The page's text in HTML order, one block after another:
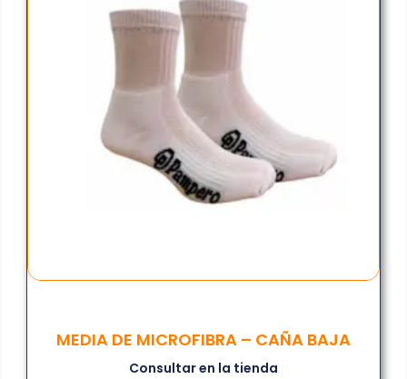
MEDIA DE MICROFIBRA – CAÑA BAJA
Consultar en la tienda